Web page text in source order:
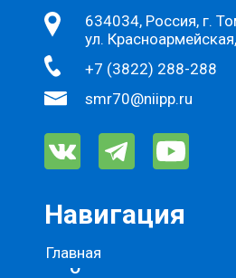
634034, Россия, г.
ул.
+7 (3822) 288-288
smr70@niipp.ru
О
Навигация
Главная